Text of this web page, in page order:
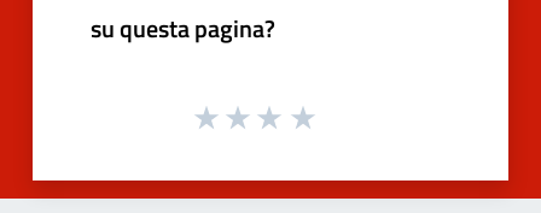
su questa pagina?